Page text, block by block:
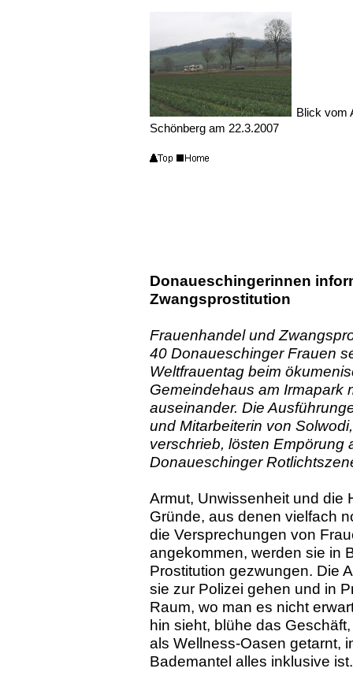
Blick vom
Schönberg am 22.3.2007
Donaueschingerinnen
Zwangsprostitution
Frauenhandel und
40 Donaueschinger Frauen
Weltfrauentag beim
Gemeindehaus am Irmapark
auseinander. Die
und Mitarbeiterin von
verschrieb, lösten Empörung
Donaueschinger
Armut, Unwissenheit und die
Gründe, aus denen vielfach
die Versprechungen von
angekommen, werden sie in
Prostitution gezwungen. Die
sie zur Polizei gehen und in
Raum, wo man es nicht
hin sieht, blühe das
als Wellness-Oasen getarnt,
Bademantel alles inklusive ist.